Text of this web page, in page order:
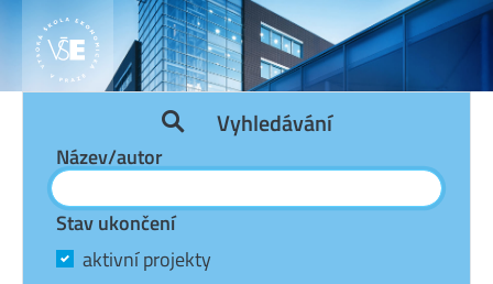
Vyhledávání
Název/autor
Stav ukončení
aktivní projekty